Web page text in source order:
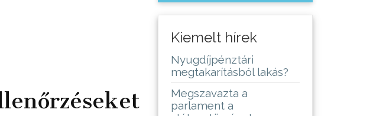
Kiemelt hírek
Nyugdíjpénztári
megtakarításból lakás?
Megszavazta a
parlament a